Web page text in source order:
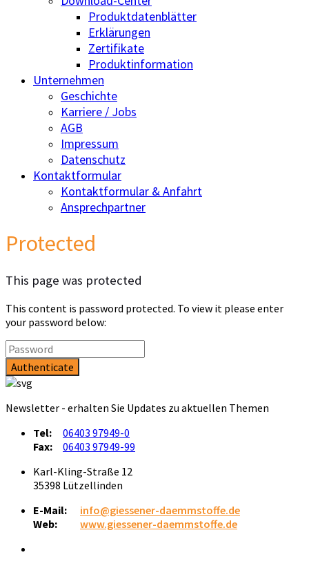
Produktdatenblätter
Erklärungen
Zertifikate
Produktinformation
Unternehmen
Geschichte
Karriere / Jobs
AGB
Impressum
Datenschutz
Kontaktformular
Kontaktformular & Anfahrt
Ansprechpartner
Protected
This page was protected
This content is password protected. To view it please enter
your password below:
Newsletter - erhalten Sie Updates zu aktuellen Themen
Tel:
06403 97949-0
Fax:
06403 97949-99
Karl-Kling-Straße 12
35398 Lützellinden
E-Mail:
info@giessener-daemmstoffe.de
Web:
www.giessener-daemmstoffe.de